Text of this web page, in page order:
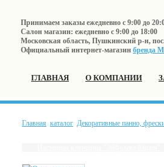
Принимаем заказы ежедневно с 9:00 до
Салон магазин: ежедневно с 9:00 до 18:00
Московская область, Пушкинский р-н,
Официальный интернет-магазин бренда
ГЛАВНАЯ О КОМПАНИИ
Главная каталог Декоративные панно,